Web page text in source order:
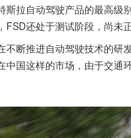
斯拉自动驾驶产品的最高级
FSD还处于测试阶段，尚未正
不断推进自动驾驶技术的研
中国这样的市场，由于交通